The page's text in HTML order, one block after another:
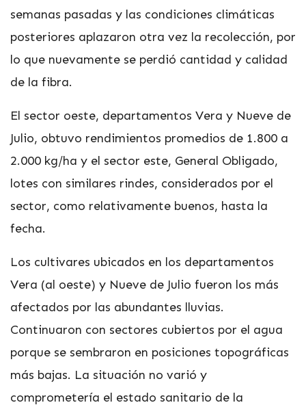
semanas pasadas y las condiciones climáticas
posteriores aplazaron otra vez la recolección, por
lo que nuevamente se perdió cantidad y calidad
de la fibra.
El sector oeste, departamentos Vera y Nueve de
Julio, obtuvo rendimientos promedios de 1.800 a
2.000 kg/ha y el sector este, General Obligado,
lotes con similares rindes, considerados por el
sector, como relativamente buenos, hasta la
fecha.
Los cultivares ubicados en los departamentos
Vera (al oeste) y Nueve de Julio fueron los más
afectados por las abundantes lluvias.
Continuaron con sectores cubiertos por el agua
porque se sembraron en posiciones topográficas
más bajas. La situación no varió y
comprometería el estado sanitario de la